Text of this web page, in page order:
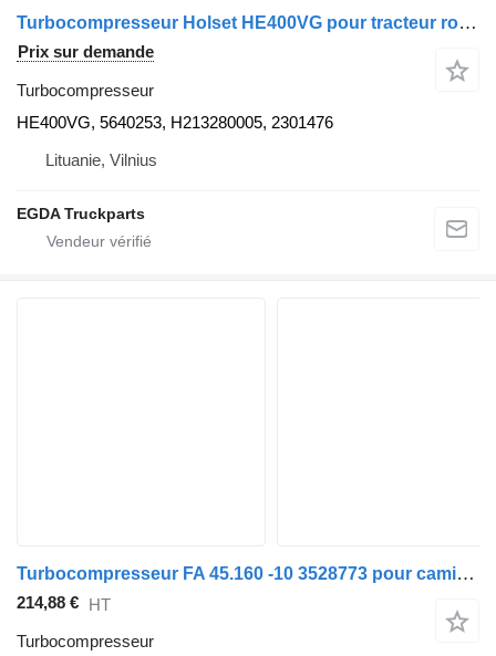
Turbocompresseur Holset HE400VG pour tracteur routier DAF
Prix sur demande
Turbocompresseur
HE400VG, 5640253, H213280005, 2301476
Lituanie, Vilnius
EGDA Truckparts
Turbocompresseur FA 45.160 -10 3528773 pour camion DAF 45
214,88 € HT
Turbocompresseur